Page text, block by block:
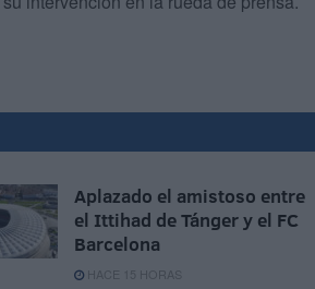
Aplazado el amistoso entre
el Ittihad de Tánger y el FC
Barcelona
HACE 15 HORAS